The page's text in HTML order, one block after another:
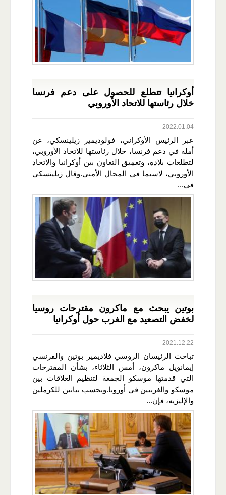
أوكرانيا تتطلع للحصول على دعم فرنسا
خلال رئاستها للاتحاد الأوروبي
2022.01.04
عبر الرئيس الأوكراني، فولوديمير زيلينسكي، عن
أمله في دعم فرنسا، خلال رئاستها للاتحاد الأوروبي،
لتطلعات بلاده، وتعميق التعاون بين أوكرانيا والاتحاد
الأوروبي، لاسيما في المجال الأمني.وقال زيلينسكي
في...
بوتين يبحث مع ماكرون مقترحات روسيا
لخفض التصعيد مع الغرب حول أوكرانيا
2021.12.22
تباحث الرئيسان الروسي فلاديمير بوتين والفرنسي
إيمانويل ماكرون، أمس الثلاثاء، بشأن المقترحات
التي قدمتها موسكو الجمعة لتنظيم العلاقات بين
موسكو والغربيين في أوروبا.وبحسب بيانين للكرملين
والإليزيه، فإن...